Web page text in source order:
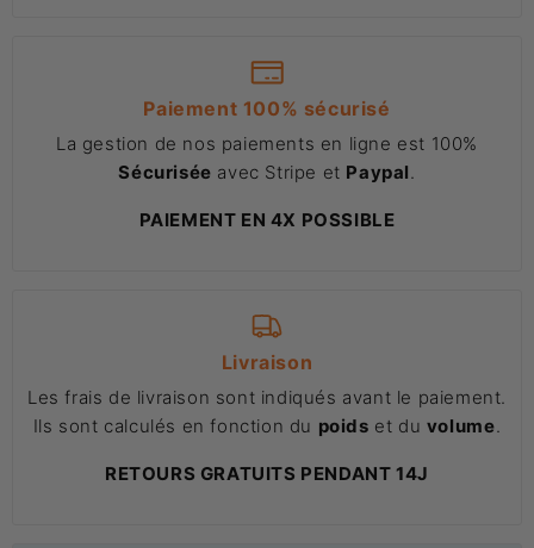
Paiement 100% sécurisé
La gestion de nos paiements en ligne est 100%
Sécurisée avec Stripe et Paypal.
PAIEMENT EN 4X POSSIBLE
Livraison
Les frais de livraison sont indiqués avant le paiement.
Ils sont calculés en fonction du poids et du volume.
RETOURS GRATUITS PENDANT 14J